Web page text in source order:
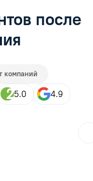
после
компаний
5.0 4.9